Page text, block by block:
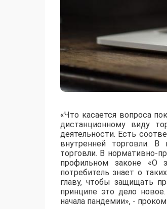
«Что касается вопроса
дистанционному виду
деятельности. Есть
внутренней торговли. В
торговли. В нормативно-
профильном законе «О
потребитель знает о
главу, чтобы защищать
принципе это дело
начала пандемии», -